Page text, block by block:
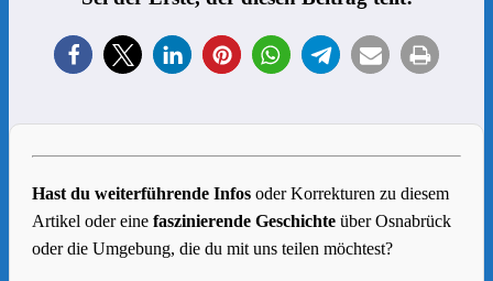
Hast du weiterführende Infos oder Korrekturen zu diesem
Artikel oder eine faszinierende Geschichte über Osnabrück
oder die Umgebung, die du mit uns teilen möchtest?